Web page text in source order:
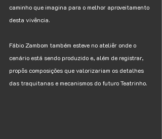
caminho que imagina para o melhor aproveitamento
desta vivência.
Fábio Zambom também esteve no ateliêr onde o
cenário está sendo produzido e, além de registrar,
propôs composições que valorizariam os detalhes
das traquitanas e mecanismos do futuro Teatrinho.